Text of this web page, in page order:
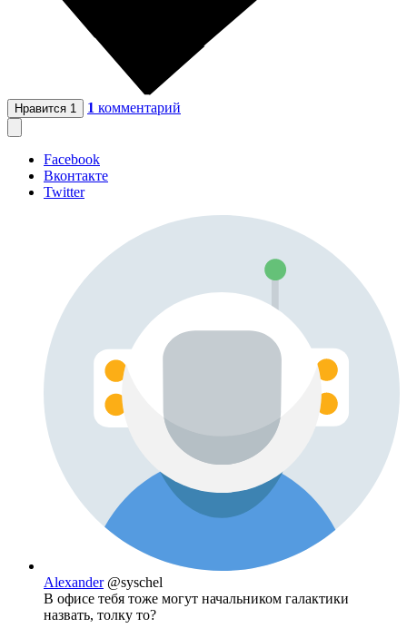
Нравится 1 1 комментарий
Facebook
Вконтакте
Twitter
Alexander @syschel
В офисе тебя тоже могут начальником галактики
назвать, толку то?